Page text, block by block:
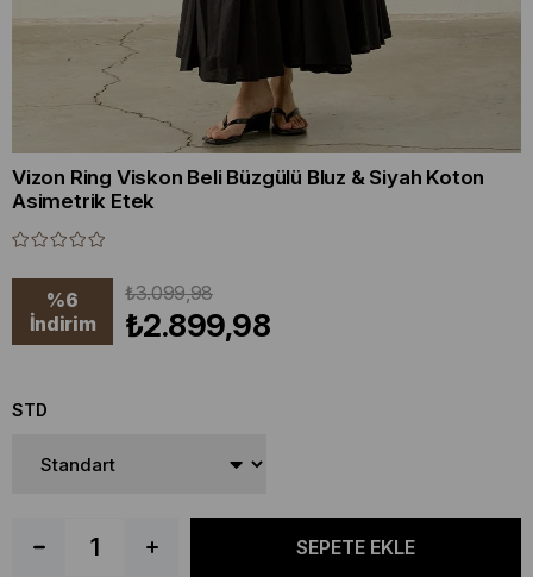
Vizon Ring Viskon Beli Büzgülü Bluz & Siyah Koton
Asimetrik Etek
%6
İndirim
₺3.099,98
₺2.899,98
STD